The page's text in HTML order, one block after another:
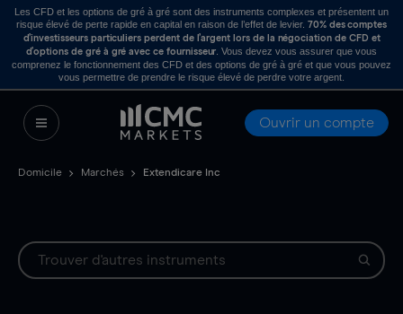
Les CFD et les options de gré à gré sont des instruments complexes et présentent un
risque élevé de perte rapide en capital en raison de l’effet de levier. 70% des comptes
d’investisseurs particuliers perdent de l’argent lors de la négociation de CFD et
d’options de gré à gré avec ce fournisseur . Vous devez vous assurer que vous
comprenez le fonctionnement des CFD et des options de gré à gré et que vous pouvez
vous permettre de prendre le risque élevé de perdre votre argent.
Ouvrir un compte
Domicile Marchés Extendicare Inc